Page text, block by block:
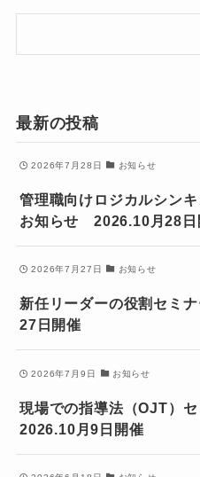
索
最新の投稿
2026年7月28日 お知らせ
管理職向けロジカルシン
お知らせ 2026.10月28日
2026年7月27日 お知らせ
新任リーダーの役割セミ
27日開催
2026年7月9日 お知らせ
現場での指導法（OJT）
2026.10月9日開催